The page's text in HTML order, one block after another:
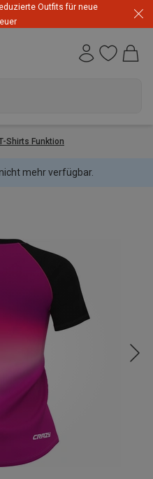
Outfits für neue
Shirts Funktion
mehr verfügbar.